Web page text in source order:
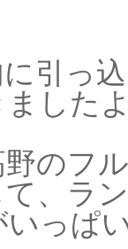
引っ
ました
のフ
て、ラ
っぱ